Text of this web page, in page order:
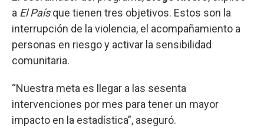
a El Paísque tienen tres objetivos. Estos son la
interrupción de la violencia, el acompañamiento a
personas en riesgo y activar la sensibilidad
comunitaria.
“Nuestra meta es llegar a las sesenta
intervenciones por mes para tener un mayor
impacto en la estadística”, aseguró.